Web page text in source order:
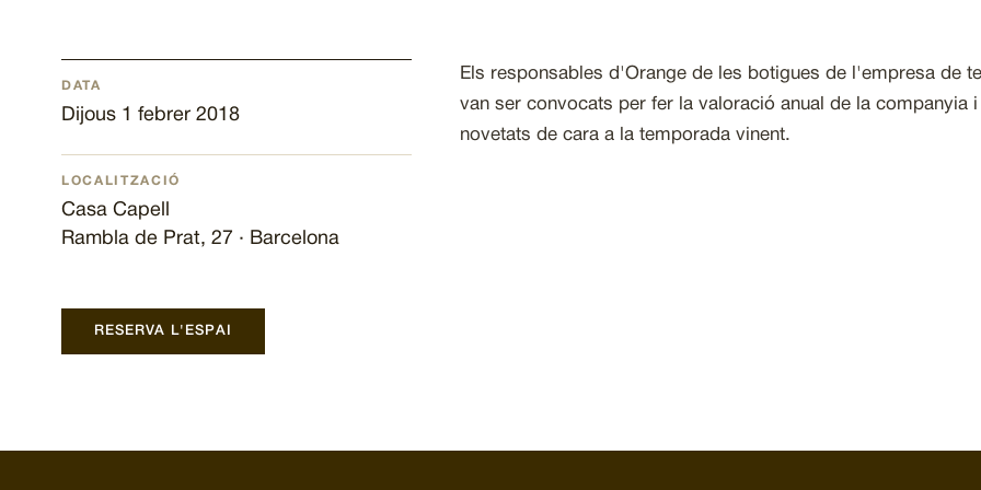
DATA
Dijous 1 febrer 2018
LOCALITZACIÓ
Casa Capell
Rambla de Prat, 27 · Barcelona
RESERVA L'ESPAI
Els responsables d'Orange de les botigues de l'empresa de
van ser convocats per fer la valoració anual de la companyia
novetats de cara a la temporada vinent.